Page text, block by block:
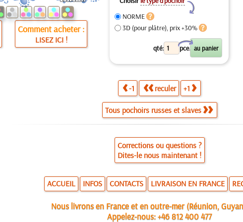
Comment acheter :
LISEZ ICI !
Y
NORME
3D (pour plâtre), prix +30%
qté: pce.
X
-1 reculer +1
Tous pochoirs russes et slaves
Corrections ou questions ?
Dites-le nous maintenant !
ACCUEIL INFOS CONTACTS LIVRAISON EN FRANCE
Nous livrons en France et en outre-mer (Réunion,
Appelez-nous:+46 812 400 477